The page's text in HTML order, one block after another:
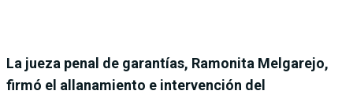
La jueza penal de garantías, Ramonita Melgarejo,
firmó el allanamiento e intervención del